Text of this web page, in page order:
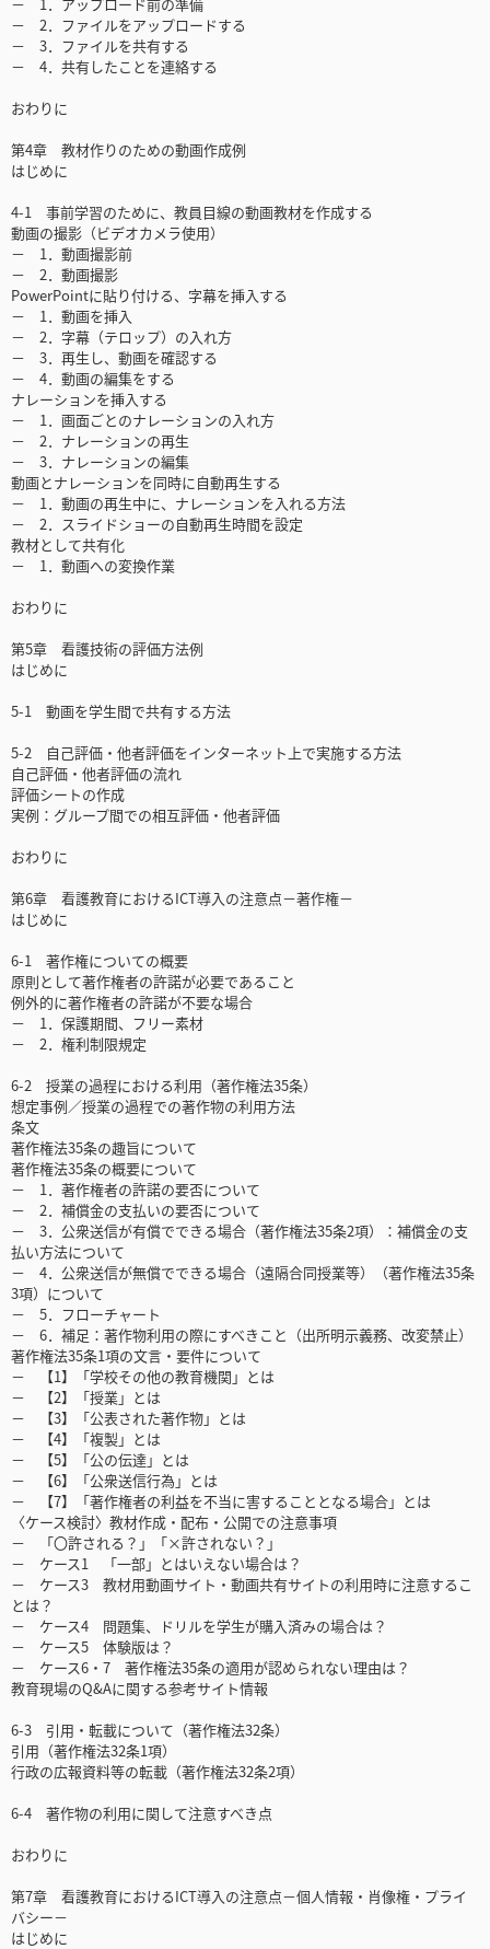
－ 2．ファイルをアップロードする
－ 3．ファイルを共有する
－ 4．共有したことを連絡する
おわりに
第4章 教材作りのための動画作成例
はじめに
4-1 事前学習のために、教員目線の動画教材を作成する
動画の撮影（ビデオカメラ使用）
－ 1．動画撮影前
－ 2．動画撮影
PowerPointに貼り付ける、字幕を挿入する
－ 1．動画を挿入
－ 2．字幕（テロップ）の入れ方
－ 3．再生し、動画を確認する
－ 4．動画の編集をする
ナレーションを挿入する
－ 1．画面ごとのナレーションの入れ方
－ 2．ナレーションの再生
－ 3．ナレーションの編集
動画とナレーションを同時に自動再生する
－ 1．動画の再生中に、ナレーションを入れる方法
－ 2．スライドショーの自動再生時間を設定
教材として共有化
－ 1．動画への変換作業
おわりに
第5章 看護技術の評価方法例
はじめに
5-1 動画を学生間で共有する方法
5-2 自己評価・他者評価をインターネット上で実施する方法
自己評価・他者評価の流れ
評価シートの作成
実例：グループ間での相互評価・他者評価
おわりに
第6章 看護教育におけるICT導入の注意点－著作権－
はじめに
6-1 著作権についての概要
原則として著作権者の許諾が必要であること
例外的に著作権者の許諾が不要な場合
－ 1．保護期間、フリー素材
－ 2．権利制限規定
6-2 授業の過程における利用（著作権法35条）
想定事例／授業の過程での著作物の利用方法
条文
著作権法35条の趣旨について
著作権法35条の概要について
－ 1．著作権者の許諾の要否について
－ 2．補償金の支払いの要否について
－ 3．公衆送信が有償でできる場合（著作権法35条2項）：補償金の支
払い方法について
－ 4．公衆送信が無償でできる場合（遠隔合同授業等）（著作権法35条
3項）について
－ 5．フローチャート
－ 6．補足：著作物利用の際にすべきこと（出所明示義務、改変禁止）
著作権法35条1項の文言・要件について
－ 【1】「学校その他の教育機関」とは
－ 【2】「授業」とは
－ 【3】「公表された著作物」とは
－ 【4】「複製」とは
－ 【5】「公の伝達」とは
－ 【6】「公衆送信行為」とは
－ 【7】「著作権者の利益を不当に害することとなる場合」とは
〈ケース検討〉教材作成・配布・公開での注意事項
－ 「〇許される？」「×許されない？」
－ ケース1 「一部」とはいえない場合は？
－ ケース3 教材用動画サイト・動画共有サイトの利用時に注意するこ
とは？
－ ケース4 問題集、ドリルを学生が購入済みの場合は？
－ ケース5 体験版は？
－ ケース6・7 著作権法35条の適用が認められない理由は？
教育現場のQ&Aに関する参考サイト情報
6-3 引用・転載について（著作権法32条）
引用（著作権法32条1項）
行政の広報資料等の転載（著作権法32条2項）
6-4 著作物の利用に関して注意すべき点
おわりに
第7章 看護教育におけるICT導入の注意点－個人情報・肖像権・プライ
バシー－
はじめに